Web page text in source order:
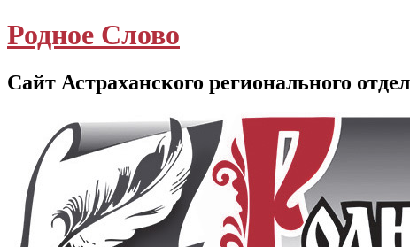
Родное Слово
Сайт Астраханского регионального